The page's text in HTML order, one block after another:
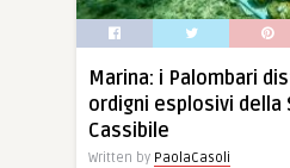
Marina: i Palombari
ordigni esplosivi della
Cassibile
Written by PaolaCasoli